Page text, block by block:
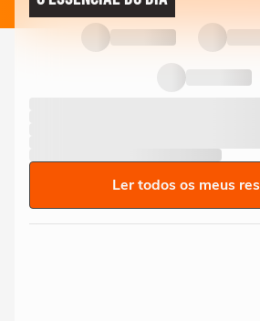
Ler todos os meus